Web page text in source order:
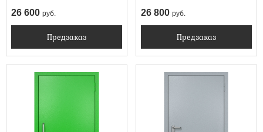
26 600 руб.
Предзаказ
26 800 руб.
Предзаказ